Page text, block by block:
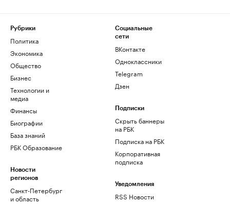
Рубрики
Политика
Экономика
Общество
Бизнес
Технологии и
медиа
Финансы
Биографии
База знаний
РБК Образование
Новости
регионов
Санкт-Петербург
и область
Социальные
сети
ВКонтакте
Одноклассники
Telegram
Дзен
Подписки
Скрыть баннеры
на РБК
Подписка на РБК
Корпоративная
подписка
Уведомления
RSS Новости